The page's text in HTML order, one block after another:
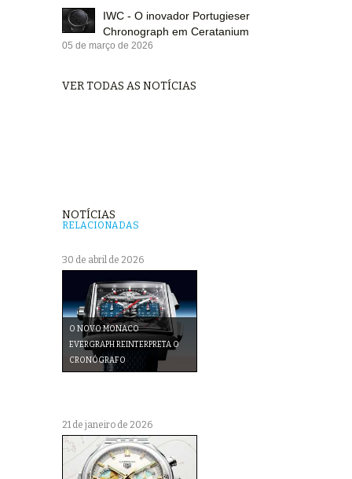
IWC - O inovador Portugieser
Chronograph em Ceratanium
05 de março de 2026
VER TODAS AS NOTÍCIAS
NOTÍCIAS
RELACIONADAS
30 de abril de 2026
O NOVO MONACO
EVERGRAPH REINTERPRETA O
CRONÓGRAFO
21 de janeiro de 2026